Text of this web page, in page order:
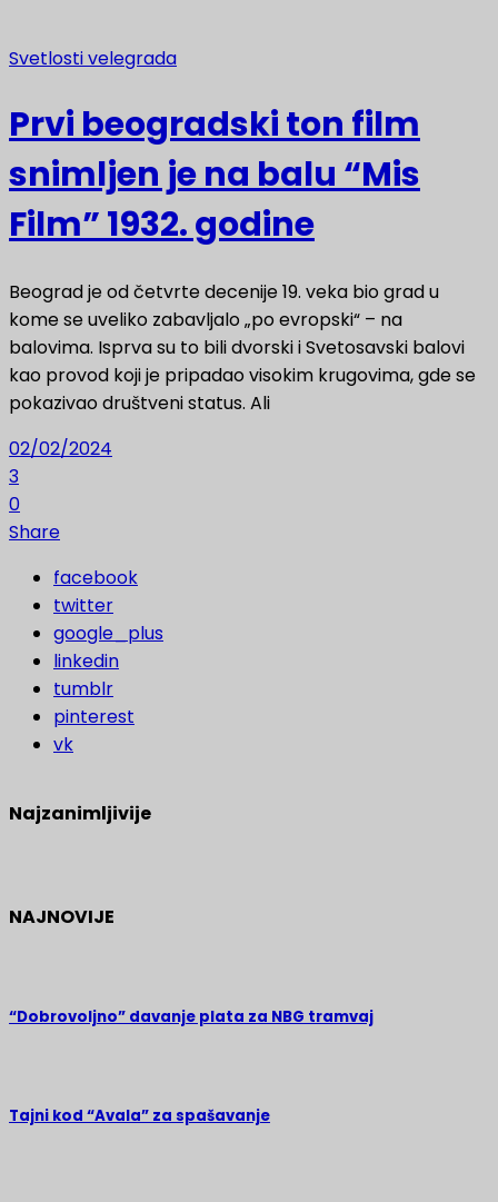
Svetlosti velegrada
Prvi beogradski ton film
snimljen je na balu “Mis
Film” 1932. godine
Beograd je od četvrte decenije 19. veka bio grad u
kome se uveliko zabavljalo „po evropski“ – na
balovima. Isprva su to bili dvorski i Svetosavski balovi
kao provod koji je pripadao visokim krugovima, gde se
pokazivao društveni status. Ali
02/02/2024
3
0
Share
facebook
twitter
google_plus
linkedin
tumblr
pinterest
vk
Najzanimljivije
NAJNOVIJE
“Dobrovoljno” davanje plata za NBG tramvaj
Tajni kod “Avala” za spašavanje